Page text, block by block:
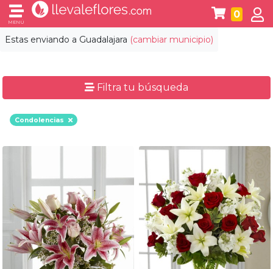
Estas enviando a Guadalajara (cambiar municipio)
MENÚ
0
Filtra tu búsqueda
Condolencias